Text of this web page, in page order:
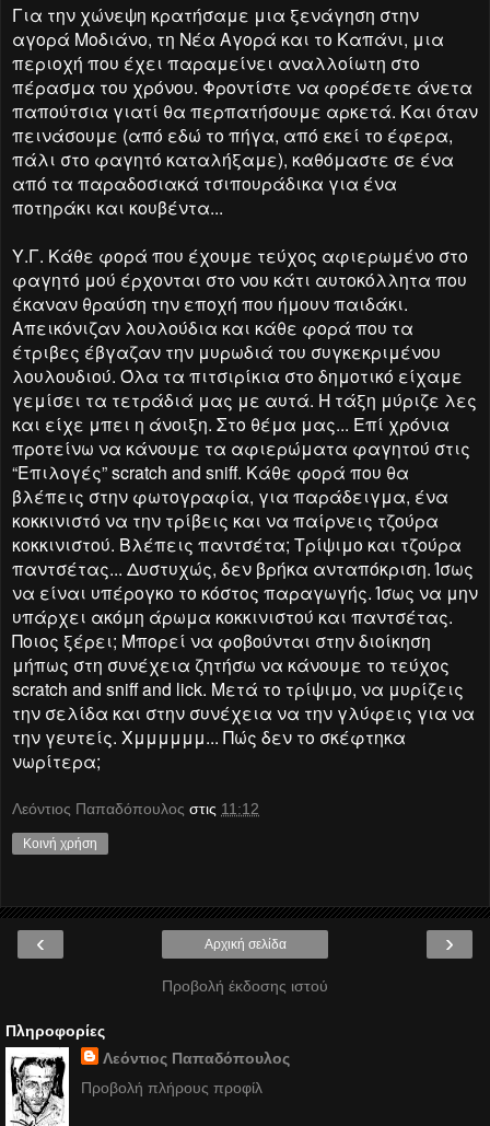
Για την χώνεψη κρατήσαμε μια ξενάγηση στην
αγορά Μοδιάνο, τη Νέα Αγορά και το Καπάνι, μια
περιοχή που έχει παραμείνει αναλλοίωτη στο
πέρασμα του χρόνου. Φροντίστε να φορέσετε άνετα
παπούτσια γιατί θα περπατήσουμε αρκετά. Και όταν
πεινάσουμε (από εδώ το πήγα, από εκεί το έφερα,
πάλι στο φαγητό καταλήξαμε), καθόμαστε σε ένα
από τα παραδοσιακά τσιπουράδικα για ένα
ποτηράκι και κουβέντα...
Υ.Γ. Κάθε φορά που έχουμε τεύχος αφιερωμένο στο
φαγητό μού έρχονται στο νου κάτι αυτοκόλλητα που
έκαναν θραύση την εποχή που ήμουν παιδάκι.
Απεικόνιζαν λουλούδια και κάθε φορά που τα
έτριβες έβγαζαν την μυρωδιά του συγκεκριμένου
λουλουδιού. Όλα τα πιτσιρίκια στο δημοτικό είχαμε
γεμίσει τα τετράδιά μας με αυτά. Η τάξη μύριζε λες
και είχε μπει η άνοιξη. Στο θέμα μας... Επί χρόνια
προτείνω να κάνουμε τα αφιερώματα φαγητού στις
“Επιλογές” scratch and sniff. Κάθε φορά που θα
βλέπεις στην φωτογραφία, για παράδειγμα, ένα
κοκκινιστό να την τρίβεις και να παίρνεις τζούρα
κοκκινιστού. Βλέπεις παντσέτα; Τρίψιμο και τζούρα
παντσέτας... Δυστυχώς, δεν βρήκα ανταπόκριση. Ίσως
να είναι υπέρογκο το κόστος παραγωγής. Ίσως να μην
υπάρχει ακόμη άρωμα κοκκινιστού και παντσέτας.
Ποιος ξέρει; Μπορεί να φοβούνται στην διοίκηση
μήπως στη συνέχεια ζητήσω να κάνουμε το τεύχος
scratch and sniff and lick. Μετά το τρίψιμο, να μυρίζεις
την σελίδα και στην συνέχεια να την γλύφεις για να
την γευτείς. Χμμμμμμ... Πώς δεν το σκέφτηκα
νωρίτερα;
Λεόντιος Παπαδόπουλος στις 11:12
Κοινή χρήση
‹ ›
Αρχική σελίδα
Προβολή έκδοσης ιστού
Πληροφορίες
Λεόντιος Παπαδόπουλος
Προβολή πλήρους προφίλ